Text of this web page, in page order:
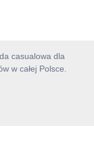
casualowa dla
w całej Polsce.